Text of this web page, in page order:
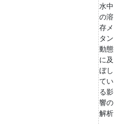
水中
の溶
存メ
タン
動態
に及
ぼし
てい
る影
響の
解析